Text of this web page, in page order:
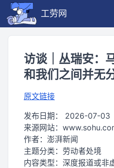
工劳网
访谈｜丛瑞安：
和我们之间并无
原文链接
发布日期： 2026-07-03
来源网站：
作者： 澎湃新闻
主题分类： 劳动者处境
内容类型： 深度报道或非